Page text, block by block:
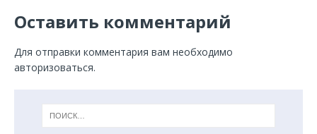
Оставить комментарий
Для отправки комментария вам необходимо
авторизоваться.